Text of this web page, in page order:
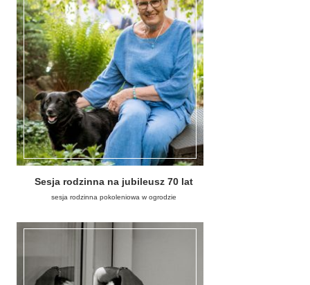
Sesja rodzinna na jubileusz 70 lat
sesja rodzinna pokoleniowa w ogrodzie